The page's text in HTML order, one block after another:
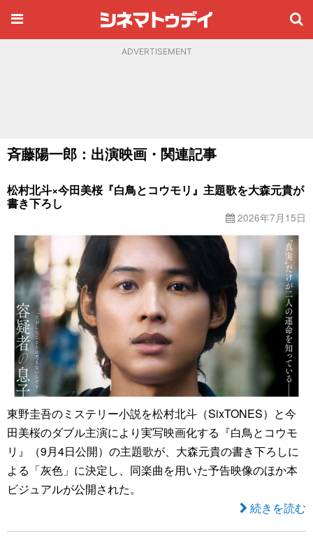
ADVERTISEMENT
斉藤陽一郎：出演映画・関連記事
松村北斗×今田美桜『白鳥とコウモリ』主題歌を大森元貴が
書き下ろし
2026年7月15日
東野圭吾のミステリー小説を松村北斗（SixTONES）と今
田美桜のダブル主演により実写映画化する『白鳥とコウモ
リ』（9月4日公開）の主題歌が、大森元貴の書き下ろしに
よる「灰色」に決定し、同楽曲を用いた予告映像のほか本
ビジュアルが公開された。
続きを読む